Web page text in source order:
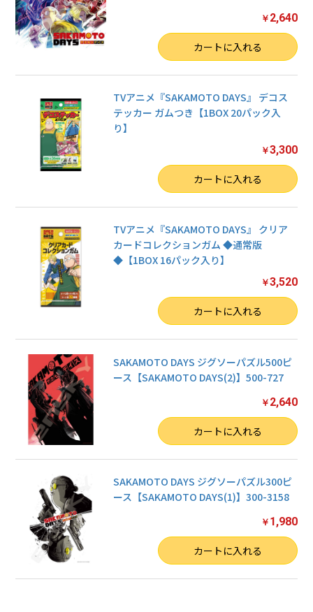
￥ 2,640
カートに入れる
TVアニメ『SAKAMOTO DAYS』 デコス
テッカー ガムつき【1BOX 20パック入
り】
￥3,300
カートに入れる
TVアニメ『SAKAMOTO DAYS』 クリア
カードコレクションガム ◆通常版
◆【1BOX 16パック入り】
￥3,520
カートに入れる
SAKAMOTO DAYS ジグソーパズル500ピ
ース【SAKAMOTO DAYS(2)】500-727
￥ 2,640
カートに入れる
SAKAMOTO DAYS ジグソーパズル300ピ
ース【SAKAMOTO DAYS(1)】300-3158
￥ 1,980
カートに入れる
カートへ進む